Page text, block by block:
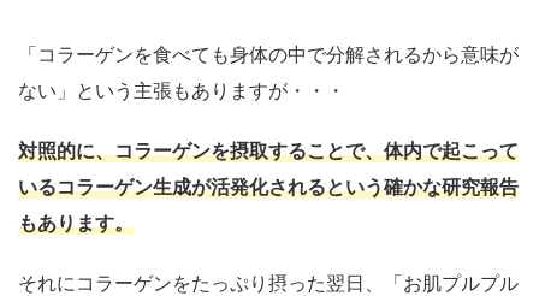
「コラーゲンを食べても身体の中で分解されるから意味が
ない」という主張もありますが・・・
対照的に、コラーゲンを摂取することで、体内で起こって
いるコラーゲン生成が活発化されるという確かな研究報告
もあります。
それにコラーゲンをたっぷり摂った翌日、「お肌プルプル